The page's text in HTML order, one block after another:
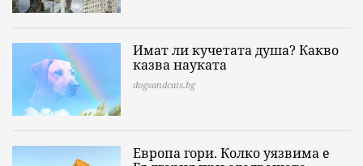
Имат ли кучетата душа? Какво
казва науката
dogsandcats.bg
Европа гори. Колко уязвима е